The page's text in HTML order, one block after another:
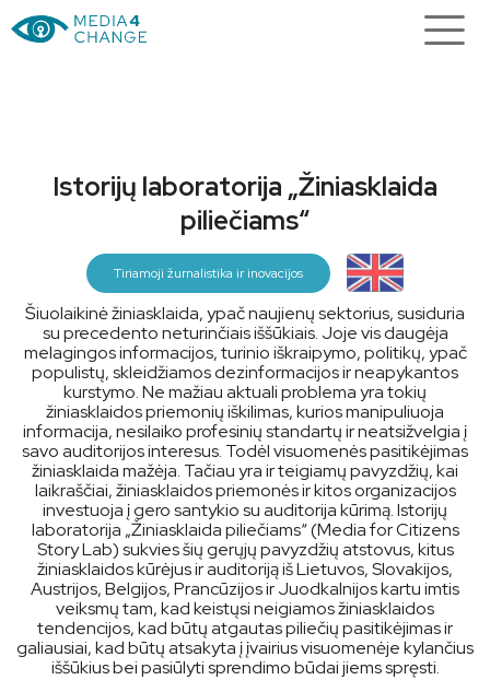
Istorijų laboratorija „Žiniasklaida
piliečiams“
Tiriamoji žurnalistika ir inovacijos
Šiuolaikinė žiniasklaida, ypač naujienų sektorius, susiduria
su precedento neturinčiais iššūkiais. Joje vis daugėja
melagingos informacijos, turinio iškraipymo, politikų, ypač
populistų, skleidžiamos dezinformacijos ir neapykantos
kurstymo. Ne mažiau aktuali problema yra tokių
žiniasklaidos priemonių iškilimas, kurios manipuliuoja
informacija, nesilaiko profesinių standartų ir neatsižvelgia į
savo auditorijos interesus. Todėl visuomenės pasitikėjimas
žiniasklaida mažėja. Tačiau yra ir teigiamų pavyzdžių, kai
laikraščiai, žiniasklaidos priemonės ir kitos organizacijos
investuoja į gero santykio su auditorija kūrimą. Istorijų
laboratorija „Žiniasklaida piliečiams“ (Media for Citizens
Story Lab) sukvies šių gerųjų pavyzdžių atstovus, kitus
žiniasklaidos kūrėjus ir auditoriją iš Lietuvos, Slovakijos,
Austrijos, Belgijos, Prancūzijos ir Juodkalnijos kartu imtis
veiksmų tam, kad keistųsi neigiamos žiniasklaidos
tendencijos, kad būtų atgautas piliečių pasitikėjimas ir
galiausiai, kad būtų atsakyta į įvairius visuomenėje kylančius
iššūkius bei pasiūlyti sprendimo būdai jiems spręsti.